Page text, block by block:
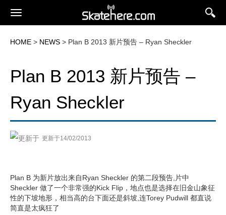
HOME > NEWS > Plan B 2013 新片预告 – Ryan Sheckler
Plan B 2013 新片预告 –
Ryan Sheckler
更新于14/02/2013
Plan B 为新片放出来自Ryan Sheckler 的第二段预告,片中
Sheckler 做了一个非常强的Kick Flip，地点也是选择在旧金山象征
性的下坡地形，相当高的台下面还是斜坡,连Torey Pudwill 都直说
简直是太疯狂了